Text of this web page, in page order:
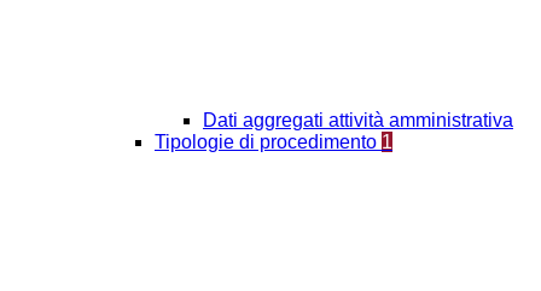
Dati aggregati attività amministrativa
Tipologie di procedimento 1